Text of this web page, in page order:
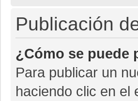
Publicación
¿Cómo se puede
Para publicar un
haciendo clic en el